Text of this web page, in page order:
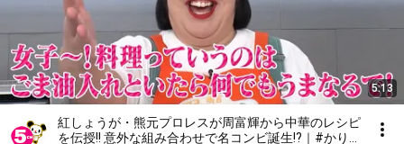
5:13
紅しょうが・熊元プロレスが周富輝から中華のレシピ
を伝授!! 意外な組み合わせで名コンビ誕生!?｜#かり